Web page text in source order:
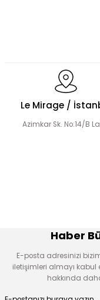
Desen Boncuk Nakışlı
Le Mirage /
Azimkar Sk. No:14/B
Haber
E-posta adresinizi
iletişimleri almayı kabul
hakkında